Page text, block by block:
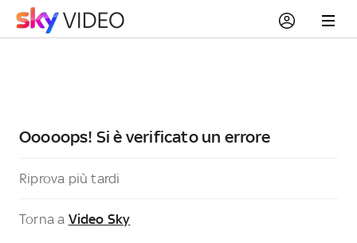
Ooooops! Si è verificato un errore
Riprova più tardi
Torna a Video Sky